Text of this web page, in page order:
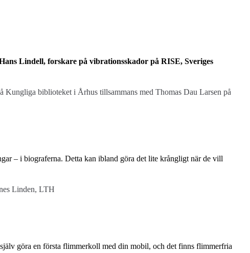
Lindell, forskare på vibrationsskador på RISE, Sveriges
Kungliga biblioteket i Århus tillsammans med Thomas Dau Larsen på
– i biograferna. Detta kan ibland göra det lite krångligt när de vill
Linden, LTH
göra en första flimmerkoll med din mobil, och det finns flimmerfria